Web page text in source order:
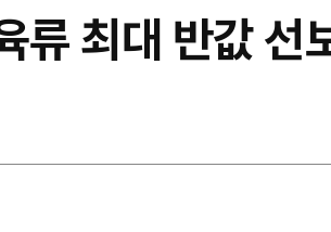
류 최대 반값 선